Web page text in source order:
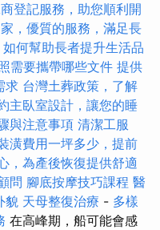
登記服務，助您順利開
，優質的服務，滿足長
何幫助長者提升生活品
需要攜帶哪些文件 提供
求 台灣土葬政策，了解
主臥室設計，讓您的睡
與注意事項 清潔工服
潢費用一坪多少，提前
，為產後恢復提供舒適
問 腳底按摩技巧課程 醫
貌 天母整復治療 - 多樣
在高峰期，船可能會感